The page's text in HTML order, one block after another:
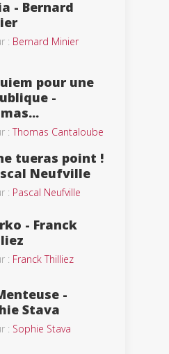
- Bernard
: Bernard Minier
pour une
-
:Thomas Cantaloube
tueras point !
Neufville
: Pascal Neufville
- Franck
: Franck Thilliez
-
Stava
: Sophie Stava